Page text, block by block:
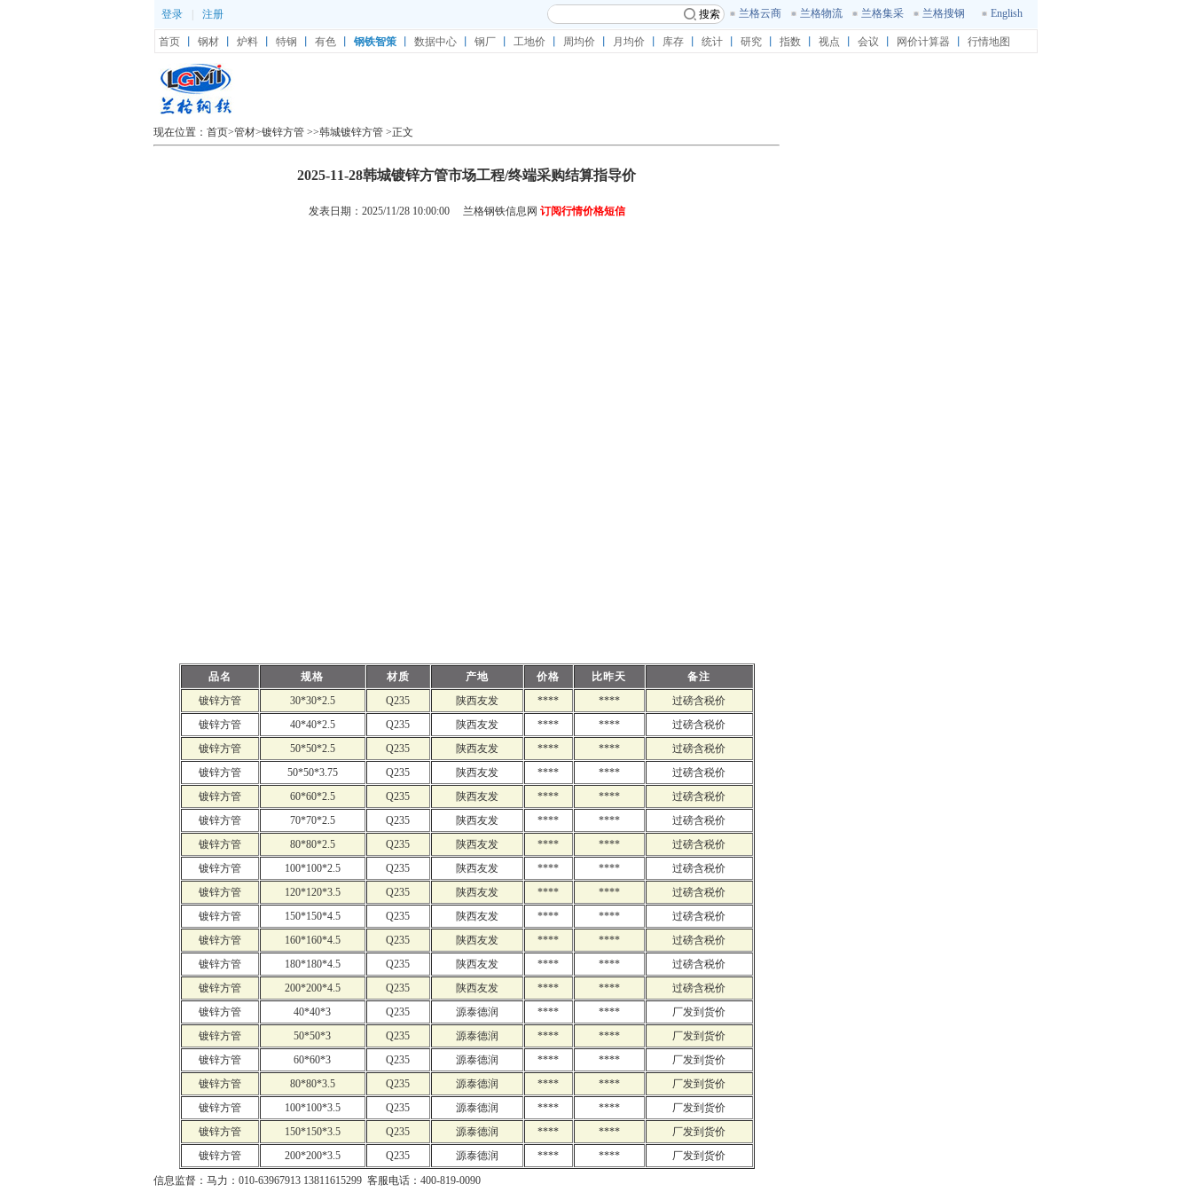
登录 注册 搜索 兰格云商 兰格物流 兰格集采 兰格搜钢 English
首页 钢材 炉料 特钢 有色 钢铁智策 数据中心 钢厂 工地价 周均价 月均价 库存 统计 研究 指数 视点 会议 网价计算器 行情地图
现在位置： 首页>管材>镀锌方管 >>韩城镀锌方管 >正文
2025-11-28韩城镀锌方管市场工程/终端采购结算指导价
发表日期：2025/11/28 10:00:00 兰格钢铁信息网 订阅行情价格短信
品名 规格 材质 产地 价格 比昨天
备注
镀锌方管
30*30*2.5 Q235 陕西友发 **** ****
过磅含税价
镀锌方管
40*40*2.5 Q235 陕西友发 **** ****
过磅含税价
镀锌方管
50*50*2.5 Q235 陕西友发 **** ****
过磅含税价
镀锌方管
50*50*3.75 Q235 陕西友发 **** ****
过磅含税价
镀锌方管
60*60*2.5 Q235 陕西友发 **** ****
过磅含税价
镀锌方管
70*70*2.5 Q235 陕西友发 **** ****
过磅含税价
镀锌方管
80*80*2.5 Q235 陕西友发 **** ****
过磅含税价
镀锌方管
100*100*2.5 Q235 陕西友发 **** ****
过磅含税价
镀锌方管
120*120*3.5 Q235 陕西友发 **** ****
过磅含税价
镀锌方管
150*150*4.5 Q235 陕西友发 **** ****
过磅含税价
镀锌方管
160*160*4.5 Q235 陕西友发 **** ****
过磅含税价
镀锌方管
180*180*4.5 Q235 陕西友发 **** ****
过磅含税价
镀锌方管
200*200*4.5 Q235 陕西友发 **** ****
过磅含税价
镀锌方管
40*40*3 Q235 源泰德润 **** ****
厂发到货价
镀锌方管
50*50*3 Q235 源泰德润 **** ****
厂发到货价
镀锌方管
60*60*3 Q235 源泰德润 **** ****
厂发到货价
镀锌方管
80*80*3.5 Q235 源泰德润 **** ****
厂发到货价
镀锌方管
100*100*3.5 Q235 源泰德润 **** ****
厂发到货价
镀锌方管
150*150*3.5 Q235 源泰德润 **** ****
厂发到货价
镀锌方管
200*200*3.5 Q235 源泰德润 **** ****
厂发到货价
信息监督：马力：010-63967913 13811615299 客服电话：400-819-0090